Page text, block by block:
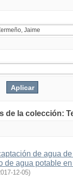
de la colección:
de agua
de agua potable
12-05)